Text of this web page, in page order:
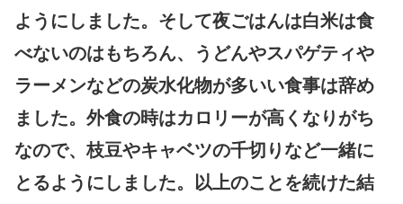
ようにしました。そして夜ごはんは白米は食
べないのはもちろん、うどんやスパゲティや
ラーメンなどの炭水化物が多いい食事は辞め
ました。外食の時はカロリーが高くなりがち
なので、枝豆やキャベツの千切りなど一緒に
とるようにしました。以上のことを続けた結